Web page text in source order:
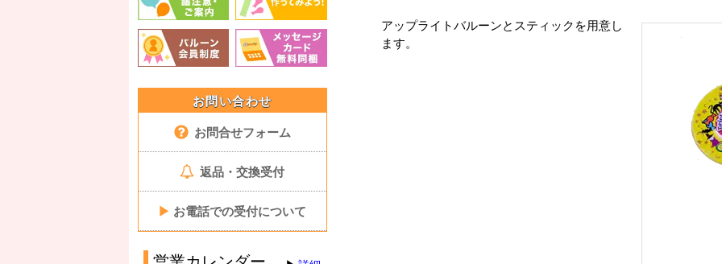
お問い合わせ
お問合せフォーム
返品・交換受付
▶ お電話での受付について
アップライトバルーンとスティックを用意し
ます。